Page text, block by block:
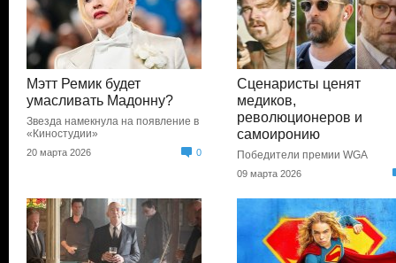
Мэтт Ремик будет
умасливать Мадонну?
Звезда намекнула на появление в
«Киностудии»
20 марта 2026 0
Сценаристы ценят
медиков,
революционеров и
самоиронию
Победители премии WGA
09 марта 2026